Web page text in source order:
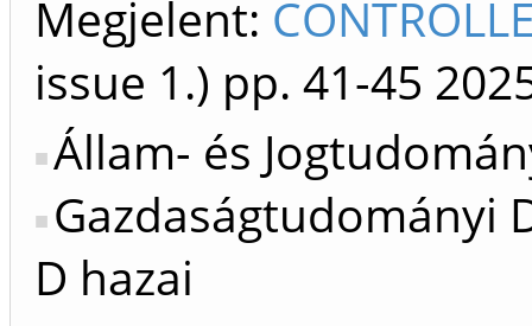
Megjelent:
issue 1.) pp. 41-45
Állam- és
Gazdaságtudományi
D hazai